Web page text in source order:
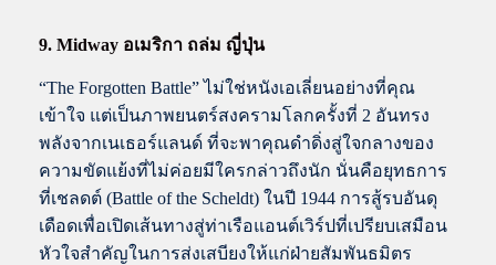
9. Midway อเมริกา ถล่ม ญี่ปุ่น
“The Forgotten Battle” ไม่ใช่หนังเอเลี่ยนอย่างที่คุณ
เข้าใจ แต่เป็นภาพยนตร์สงครามโลกครั้งที่ 2 อันทรง
พลังจากเนเธอร์แลนด์ ที่จะพาคุณดำดิ่งสู่ใจกลางของ
ความขัดแย้งที่ไม่ค่อยมีใครกล่าวถึงนัก นั่นคือยุทธการ
ที่เชลดต์ (Battle of the Scheldt) ในปี 1944 การสู้รบอันดุ
เดือดเพื่อเปิดเส้นทางสู่ท่าเรือแอนต์เวิร์ปที่เปรียบเสมือน
หัวใจสำคัญในการส่งเสบียงให้แก่ฝ่ายสัมพันธมิตร